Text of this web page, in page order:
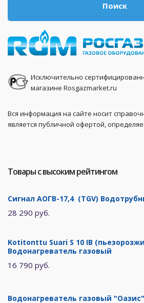
Поиск
Исключительно
магазине Rosgazmarket.ru
Вся информация на сайте носит
является публичной офертой,
Товары с высоким рейтингом
Сигнал АОГВ-17,4 (TGV)
28 290 руб.
Kotitonttu Suari S 10 IB
Водонагреватель газовый
16 790 руб.
Водонагреватель газовый